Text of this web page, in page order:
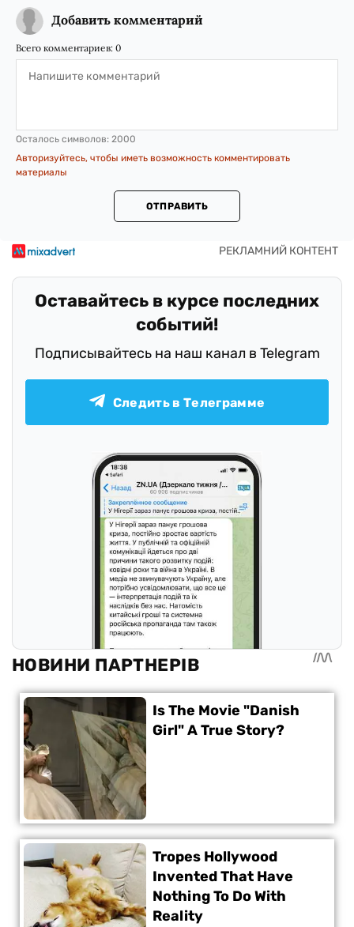
Добавить комментарий
Всего комментариев: 0
Осталось символов: 2000
Авторизуйтесь, чтобы иметь возможность комментировать
материалы
ОТПРАВИТЬ
Оставайтесь в курсе последних
событий!
Подписывайтесь на наш канал в Telegram
Следить в Телеграмме